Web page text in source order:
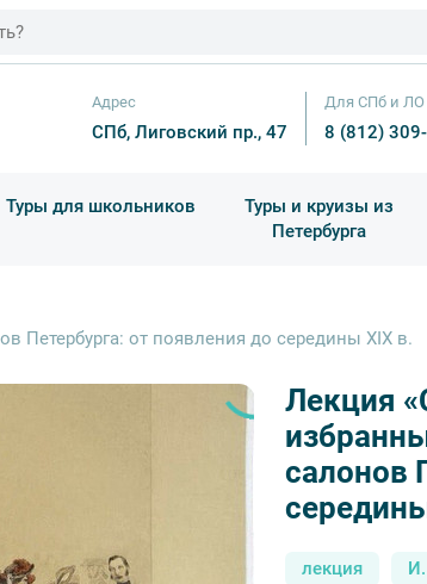
Адрес
СПб, Лиговский пр., 47
Для СПб и ЛО
8 (812)
Туры для школьников
Туры и круизы из
Петербурга
Петербурга: от появления до середины XIX в.
Лекция
салонов
лекция